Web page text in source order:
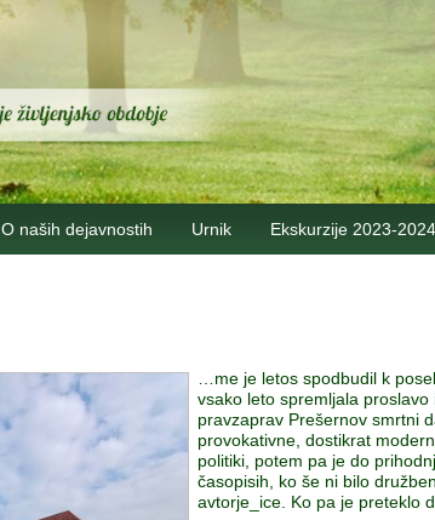
O naših dejavnostih Urnik Ekskurzije 2023-2024
…me je letos spodbudil k
vsako leto spremljala
pravzaprav Prešernov smrtni
provokativne, dostikrat
politiki, potem pa je do
časopisih, ko še ni bilo
avtorje_ice. Ko pa je preteklo